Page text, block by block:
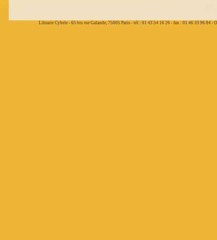
Librarie Cybele - 65 bis rue Galande, 75005 Paris - tél : 01 43 54 16 26 - fax : 01 46 33 96 84